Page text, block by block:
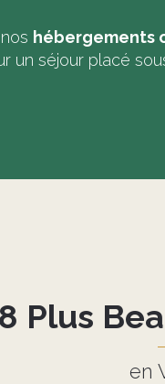
hébergements
un séjour placé
8 Plus
en